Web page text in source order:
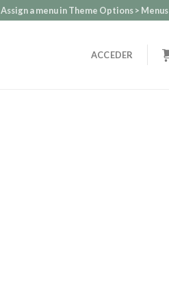
Assign a menu in Theme Options > Menus
ACCEDER